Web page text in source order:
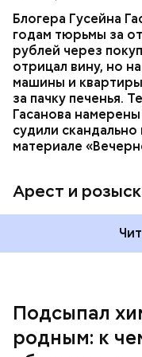
Блогера Гусейна
годам тюрьмы за
рублей через
отрицал вину, но
машины и
за пачку печенья.
Гасанова
судили
материале
Арест и
Подсыпал
родным: к
Началось
установили
Также отравленную
только отчима.
мотивом
которая в случае
спустя несколько
уже травил других